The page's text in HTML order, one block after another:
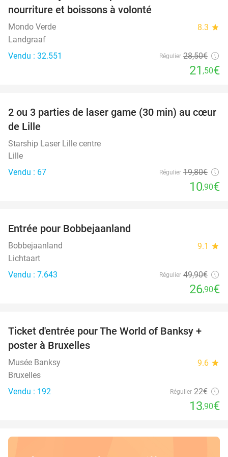
nourriture et boissons à volonté
Mondo Verde 8.3 star
Landgraaf
Vendu : 32.551
Régulier 28,50€
21 ,50€
45%
2 ou 3 parties de laser game (30 min) au cœur
de Lille
Starship Laser Lille centre
Lille
Vendu : 67
Régulier 19,80€
10,90€
Entrée pour Bobbejaanland
Bobbejaanland 9.1 star
Lichtaart
Vendu : 7.643
Régulier 49,90€
26,90€
37%
Ticket d'entrée pour The World of Banksy +
poster à Bruxelles
Musée Banksy 9.6 star
Bruxelles
Vendu : 192
Régulier 22€
13,90€